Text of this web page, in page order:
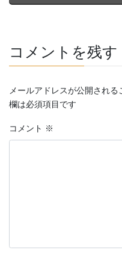
コメントを残す
メールアドレスが公開される
欄は必須項目です
コメント ※